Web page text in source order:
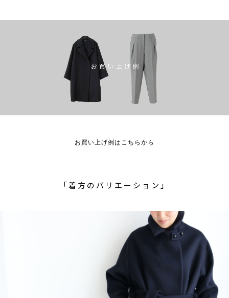
お買い上げ例はこちらから
「着方のバリエーション」